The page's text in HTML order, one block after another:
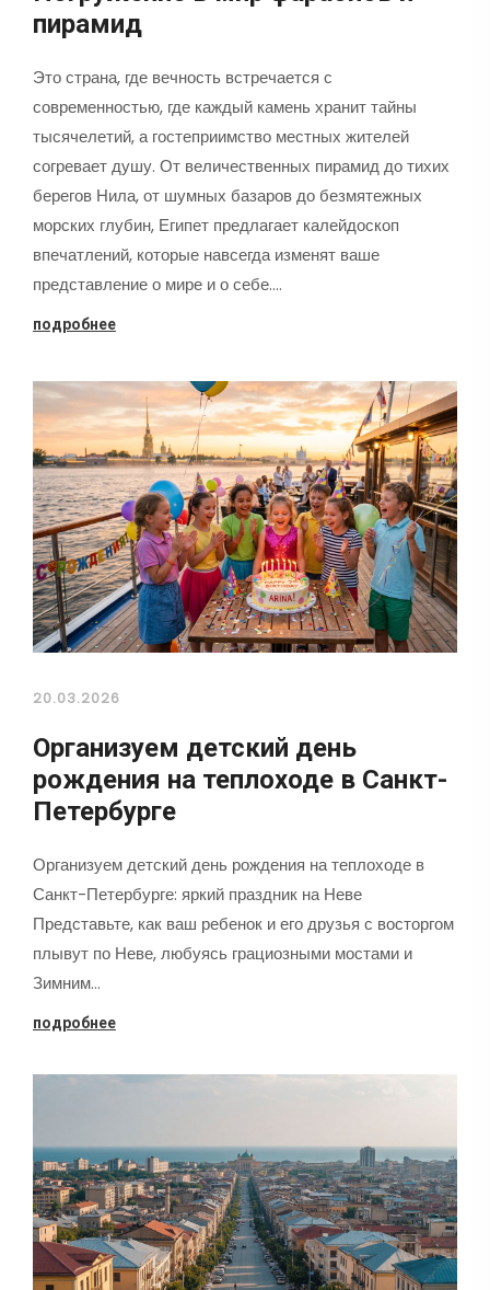
пирамид
Это страна, где вечность встречается с
современностью, где каждый камень хранит тайны
тысячелетий, а гостеприимство местных жителей
согревает душу. От величественных пирамид до тихих
берегов Нила, от шумных базаров до безмятежных
морских глубин, Египет предлагает калейдоскоп
впечатлений, которые навсегда изменят ваше
представление о мире и о себе.…
подробнее
20.03.2026
Организуем детский день
рождения на теплоходе в Санкт-
Петербурге
Организуем детский день рождения на теплоходе в
Санкт-Петербурге: яркий праздник на Неве
Представьте, как ваш ребенок и его друзья с восторгом
плывут по Неве, любуясь грациозными мостами и
Зимним…
подробнее